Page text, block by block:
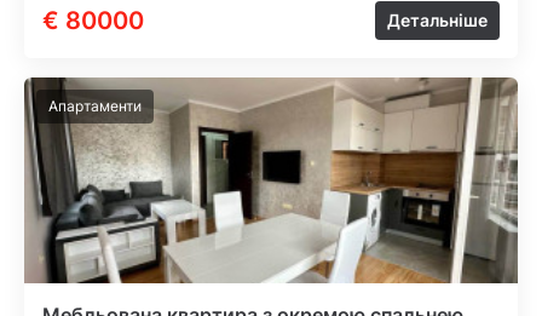
€ 80000 Детальніше
Апартаменти